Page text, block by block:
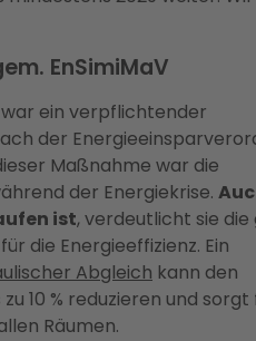
EnSimiMaV
ein verpflichtender
der
Maßnahme war die
der Energiekrise.
ist, verdeutlicht sie
die Energieeffizienz. Ein
Abgleich kann den
10 % reduzieren und sorgt
Räumen.